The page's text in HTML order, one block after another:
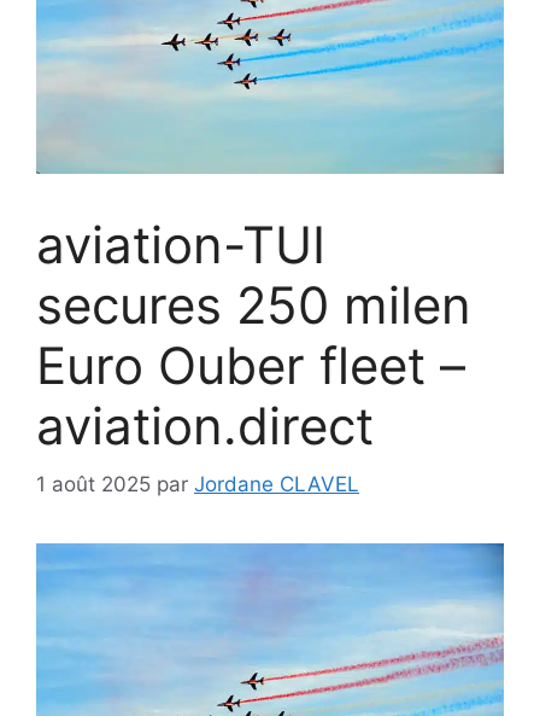
aviation-TUI
secures 250 milen
Euro Ouber fleet –
aviation.direct
1 août 2025 par Jordane CLAVEL